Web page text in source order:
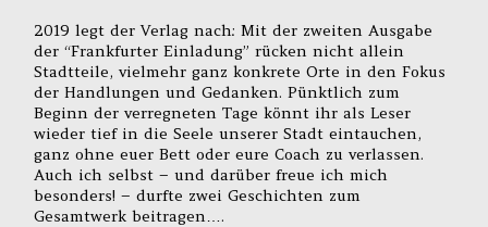
2019 legt der Verlag nach: Mit der zweiten Ausgabe
der “Frankfurter Einladung” rücken nicht allein
Stadtteile, vielmehr ganz konkrete Orte in den Fokus
der Handlungen und Gedanken. Pünktlich zum
Beginn der verregneten Tage könnt ihr als Leser
wieder tief in die Seele unserer Stadt eintauchen,
ganz ohne euer Bett oder eure Coach zu verlassen.
Auch ich selbst – und darüber freue ich mich
besonders! – durfte zwei Geschichten zum
Gesamtwerk beitragen….